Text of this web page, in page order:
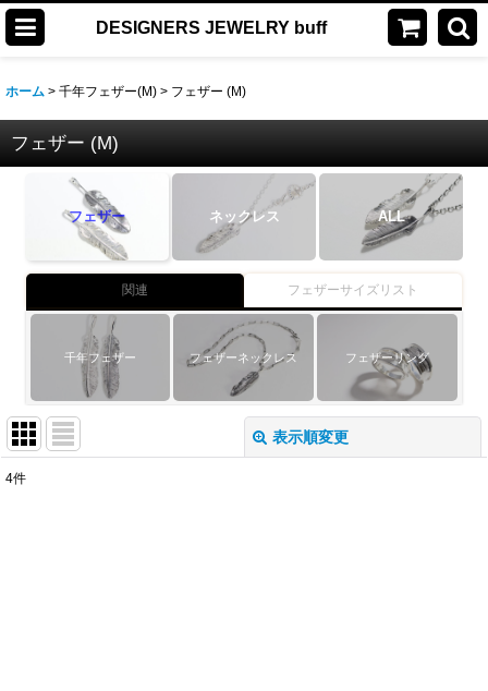
DESIGNERS JEWELRY buff
ホーム > 千年フェザー(M) > フェザー (M)
フェザー (M)
フェザー ネックレス ALL
関連 フェザーサイズリスト
千年フェザー フェザーネックレス フェザーリング
表示順変更
4件